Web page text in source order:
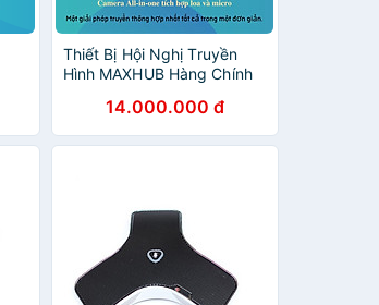
Thiết Bị Hội Nghị Truyền
Hình MAXHUB Hàng Chính
14.000.000 đ